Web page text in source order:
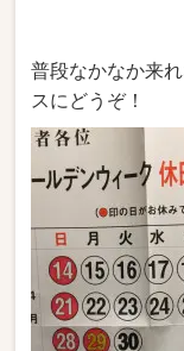
普段なかなか来
スにどうぞ！